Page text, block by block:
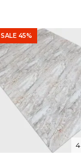
SALE 45%